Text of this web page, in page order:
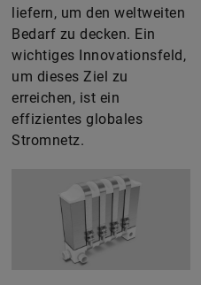
liefern, um den weltweiten
Bedarf zu decken. Ein
wichtiges Innovationsfeld,
um dieses Ziel zu
erreichen, ist ein
effizientes globales
Stromnetz.